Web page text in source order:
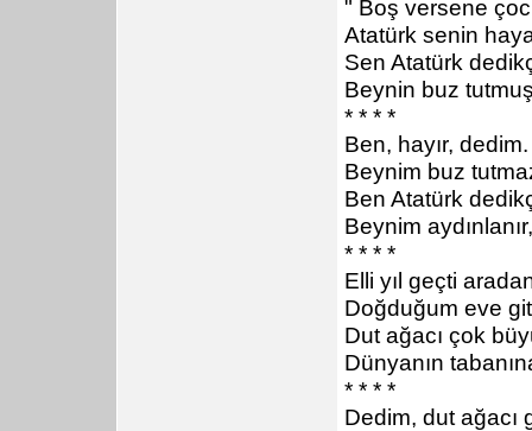
" Boş versene
Atatürk senin
Sen Atatürk
Beynin buz
* * * *
Ben, hayır, dedim.
Beynim buz
Ben Atatürk
Beynim
* * * *
Elli yıl geçti
Doğduğum eve
Dut ağacı çok
Dünyanın
* * * *
Dedim, dut ağacı